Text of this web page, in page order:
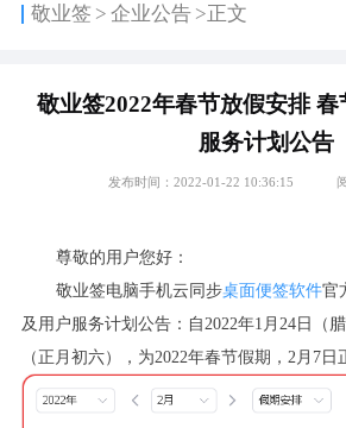
敬业签 > 企业公告 >正文
敬业签2022年春节放假安排
服务计划公告
发布时间：2022-01-22 10:36:15
尊敬的用户您好：
敬业签电脑手机云同步桌面便签软件官
及用户服务计划公告：自2022年1月24日（
（正月初六），为2022年春节假期， 2月 7日